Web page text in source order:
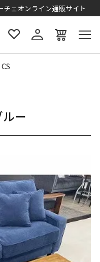
ェオンライン通販サイト
ー